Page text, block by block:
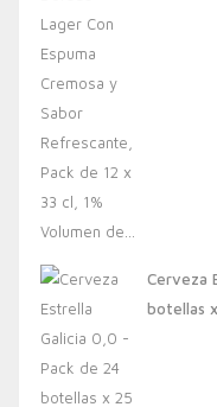
Cerveza
botellas